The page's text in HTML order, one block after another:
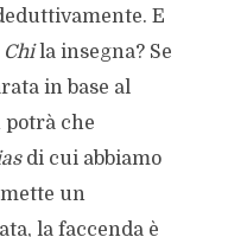
E
Chila insegna? Se
in base al
potrà che
di cui abbiamo
un
la faccenda è